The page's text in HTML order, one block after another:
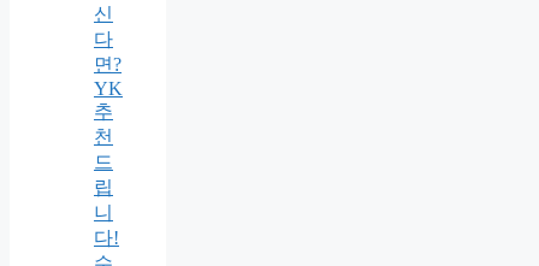
신
다
면?
YK
추
천
드
립
니
다!